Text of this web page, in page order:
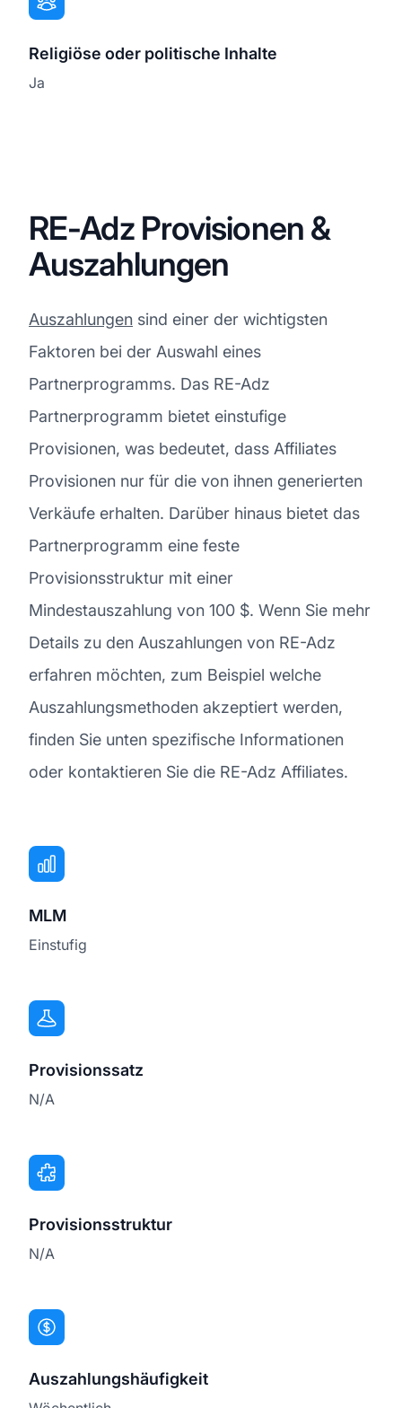
Religiöse oder politische Inhalte
Ja
RE-Adz Provisionen &
Auszahlungen
Auszahlungen sind einer der wichtigsten
Faktoren bei der Auswahl eines
Partnerprogramms. Das RE-Adz
Partnerprogramm bietet einstufige
Provisionen, was bedeutet, dass Affiliates
Provisionen nur für die von ihnen generierten
Verkäufe erhalten. Darüber hinaus bietet das
Partnerprogramm eine feste
Provisionsstruktur mit einer
Mindestauszahlung von 100 $. Wenn Sie mehr
Details zu den Auszahlungen von RE-Adz
erfahren möchten, zum Beispiel welche
Auszahlungsmethoden akzeptiert werden,
finden Sie unten spezifische Informationen
oder kontaktieren Sie die RE-Adz Affiliates.
MLM
Einstufig
Provisionssatz
N/A
Provisionsstruktur
N/A
Auszahlungshäufigkeit